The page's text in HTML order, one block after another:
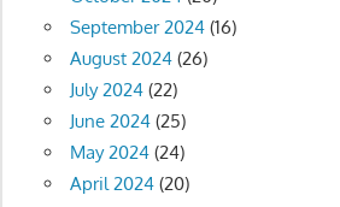
September 2024(16)
August 2024(26)
July 2024(22)
June 2024(25)
May 2024(24)
April 2024(20)